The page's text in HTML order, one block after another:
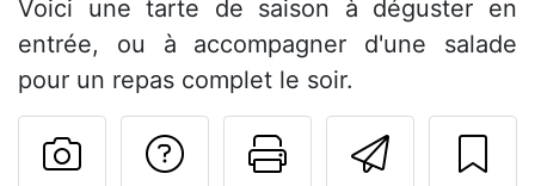
Voici une tarte de saison à déguster en
entrée, ou à accompagner d'une salade
pour un repas complet le soir.
Imprimer
Poser une